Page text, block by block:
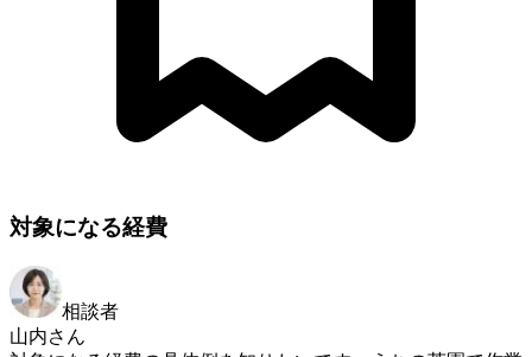
対象になる経費
相談者
山内さん